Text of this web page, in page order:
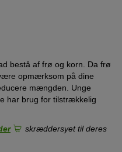
bestå af frø og korn. Da frø
opmærksom på dine
mængden. Unge
har brug for tilstrækkelig
skræddersyet til deres